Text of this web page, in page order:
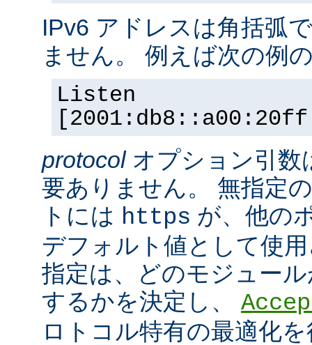
IPv6 アドレスは角括弧
ません。 例えば次の例
Listen
protocolオプション引数
要ありません。 無指定
トには https が、他の
デフォルト値として使
指定は、どのモジュー
するかを決定し、
ロトコル特有の最適化